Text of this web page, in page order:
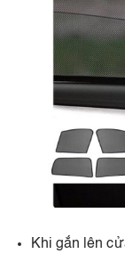
Khi gắn lên